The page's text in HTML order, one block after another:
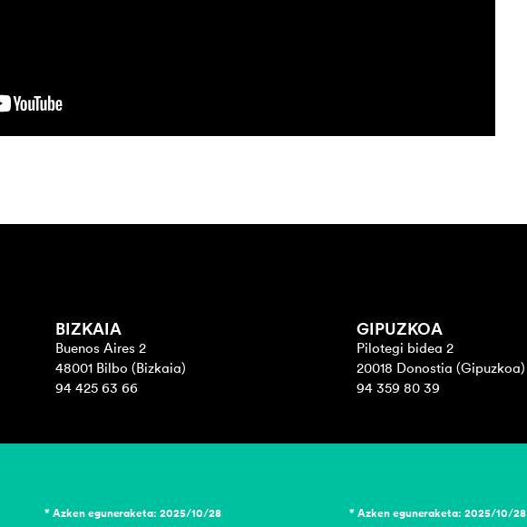
BIZKAIA
Buenos Aires 2
48001 Bilbo (Bizkaia)
94 425 63 66
GIPUZKOA
Pilotegi bidea 2
20018 Donostia (Gipuzkoa)
94 359 80 39
* Azken eguneraketa: 2025/10/28 * Azken eguneraketa: 2025/10/28